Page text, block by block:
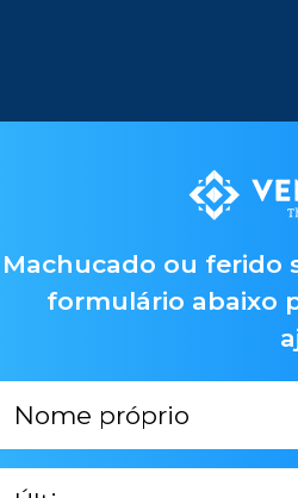
Machucado ou ferido
formulário abaixo
próprio
*